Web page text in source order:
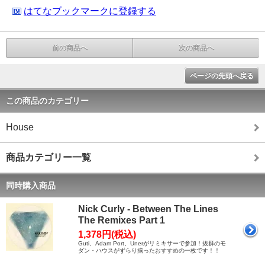
はてなブックマークに登録する
前の商品へ 次の商品へ
ページの先頭へ戻る
この商品のカテゴリー
House
商品カテゴリー一覧
同時購入商品
Nick Curly - Between The Lines
The Remixes Part 1
1,378円(税込)
Guti、Adam Port、Unerがリミキサーで参加！抜群のモ
ダン・ハウスがずらり揃ったおすすめの一枚です！！